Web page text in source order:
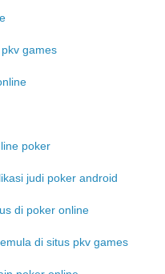
games
poker
judi poker android
di poker online
di situs pkv games